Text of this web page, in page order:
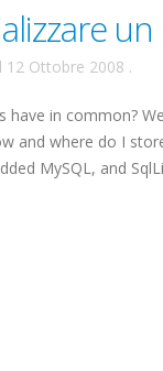
12 Ottobre 2008 .
have in common?
and where do I
MySQL, and